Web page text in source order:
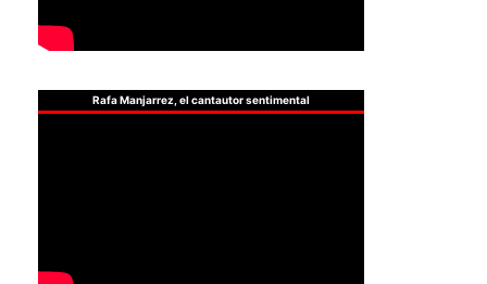
Rafa Manjarrez, el cantautor sentimental